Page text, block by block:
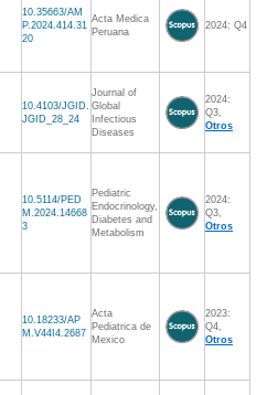
10.35663/AM
P.2024.414.31
20
Acta Medica
Peruana
2024: Q4
10.4103/JGID.
JGID_28_24
Journal of
Global
Infectious
Diseases
2024:
Q3,
Otros
10.5114/PED
M.2024.14668
3
Pediatric
Endocrinology,
Diabetes and
Metabolism
2024:
Q3,
Otros
10.18233/AP
M.V44I4.2687
Acta
Pediatrica de
Mexico
2023:
Q4,
Otros